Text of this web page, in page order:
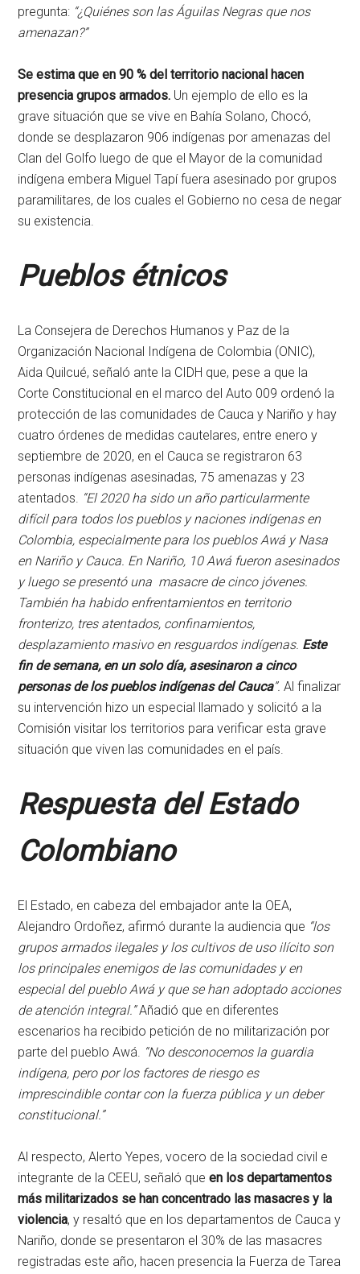
pregunta: “¿Quiénes son las Águilas Negras que nos
amenazan?”
Se estima que en 90 % del territorio nacional hacen
presencia grupos armados. Un ejemplo de ello es la
grave situación que se vive en Bahía Solano, Chocó,
donde se desplazaron 906 indígenas por amenazas del
Clan del Golfo luego de que el Mayor de la comunidad
indígena embera Miguel Tapí fuera asesinado por grupos
paramilitares, de los cuales el Gobierno no cesa de negar
su existencia.
Pueblos étnicos
La Consejera de Derechos Humanos y Paz de la
Organización Nacional Indígena de Colombia (ONIC),
Aida Quilcué, señaló ante la CIDH que, pese a que la
Corte Constitucional en el marco del Auto 009 ordenó la
protección de las comunidades de Cauca y Nariño y hay
cuatro órdenes de medidas cautelares, entre enero y
septiembre de 2020, en el Cauca se registraron 63
personas indígenas asesinadas, 75 amenazas y 23
atentados. “El 2020 ha sido un año particularmente
difícil para todos los pueblos y naciones indígenas en
Colombia, especialmente para los pueblos Awá y Nasa
en Nariño y Cauca. En Nariño, 10 Awá fueron asesinados
y luego se presentó una masacre de cinco jóvenes.
También ha habido enfrentamientos en territorio
fronterizo, tres atentados, confinamientos,
desplazamiento masivo en resguardos indígenas. Este
fin de semana, en un solo día, asesinaron a cinco
personas de los pueblos indígenas del Cauca”.Al finalizar
su intervención hizo un especial llamado y solicitó a la
Comisión visitar los territorios para verificar esta grave
situación que viven las comunidades en el país.
Respuesta del Estado
Colombiano
El Estado, en cabeza del embajador ante la OEA,
Alejandro Ordoñez, afirmó durante la audiencia que “los
grupos armados ilegales y los cultivos de uso ilícito son
los principales enemigos de las comunidades y en
especial del pueblo Awá y que se han adoptado acciones
de atención integral.”Añadió que en diferentes
escenarios ha recibido petición de no militarización por
parte del pueblo Awá. “No desconocemos la guardia
indígena, pero por los factores de riesgo es
imprescindible contar con la fuerza pública y un deber
constitucional.”
Al respecto, Alerto Yepes, vocero de la sociedad civil e
integrante de la CEEU, señaló queen los departamentos
más militarizados se han concentrado las masacres y la
violencia, y resaltó que en los departamentos de Cauca y
Nariño, donde se presentaron el 30% de las masacres
registradas este año, hacen presencia la Fuerza de Tarea